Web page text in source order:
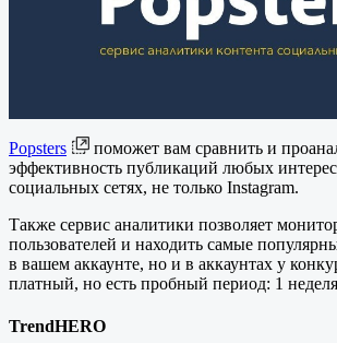
Popsters
поможет вам сравнить и
эффективность публикаций любых
социальных сетях, не только Instagram.
Также сервис аналитики позволяет
пользователей и находить самые
в вашем аккаунте, но и в аккаунтах у
платный, но есть пробный период: 1
TrendHERO